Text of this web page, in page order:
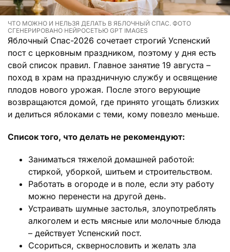
ЧТО МОЖНО И НЕЛЬЗЯ ДЕЛАТЬ В ЯБЛОЧНЫЙ СПАС. ФОТО
СГЕНЕРИРОВАНО НЕЙРОСЕТЬЮ GPT IMAGES
Яблочный Спас-2026 сочетает строгий Успенский
пост с церковным праздником, поэтому у дня есть
свой список правил. Главное занятие 19 августа –
поход в храм на праздничную службу и освящение
плодов нового урожая. После этого верующие
возвращаются домой, где принято угощать близких
и делиться яблоками с теми, кому повезло меньше.
Список того, что делать не рекомендуют:
Заниматься тяжелой домашней работой:
стиркой, уборкой, шитьем и строительством.
Работать в огороде и в поле, если эту работу
можно перенести на другой день.
Устраивать шумные застолья, злоупотреблять
алкоголем и есть мясные или молочные блюда
– действует Успенский пост.
Ссориться, сквернословить и желать зла